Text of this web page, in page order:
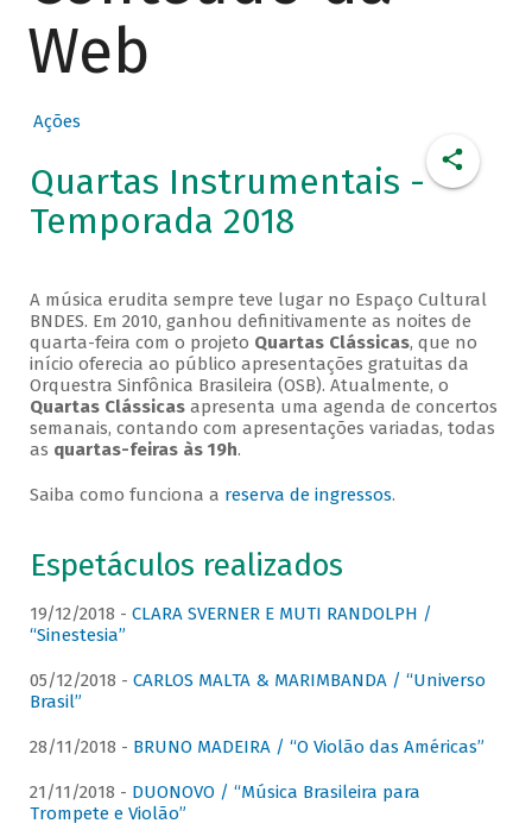
Web
Ações
Quartas Instrumentais -
Temporada 2018
A música erudita sempre teve lugar no Espaço Cultural
BNDES. Em 2010, ganhou definitivamente as noites de
quarta-feira com o projeto Quartas Clássicas, que no
início oferecia ao público apresentações gratuitas da
Orquestra Sinfônica Brasileira (OSB). Atualmente, o
Quartas Clássicasapresenta uma agenda de concertos
semanais, contando com apresentações variadas, todas
as quartas-feiras às 19h.
Saiba como funciona a reserva de ingressos.
Espetáculos realizados
19/12/2018 - CLARA SVERNER E MUTI RANDOLPH /
“Sinestesia”
05/12/2018 - CARLOS MALTA & MARIMBANDA / “Universo
Brasil”
28/11/2018 - BRUNO MADEIRA / “O Violão das Américas”
21/11/2018 - DUONOVO / “Música Brasileira para
Trompete e Violão”